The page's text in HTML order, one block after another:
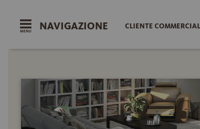
NAVIGAZIONE CLIENTE